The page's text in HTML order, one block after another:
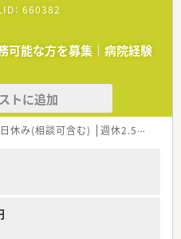
制度が充実しています。
： 660382
可能な方を募集｜病院経験
トに追加
休み(相談可含む) 週休2.5日以上